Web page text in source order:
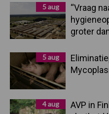
5 aug
“Vraag
groter
5 aug
4 aug
AVP in